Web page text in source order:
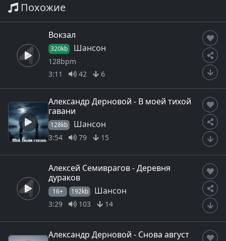
Похожие
Вокзал
320kb Шансон
128bpm
3:11
42 6
Александр Дерновой - В моей тихой
гавани
128kb Шансон
3:54 79 15
Алексей Семиврагов - Деревня
дураков
16+ 192kb Шансон
3:29 103 14
Александр Дерновой - Снова август